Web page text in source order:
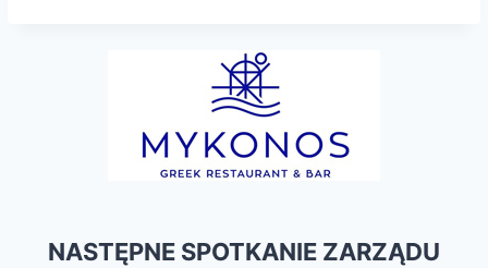
NASTĘPNE SPOTKANIE ZARZĄDU